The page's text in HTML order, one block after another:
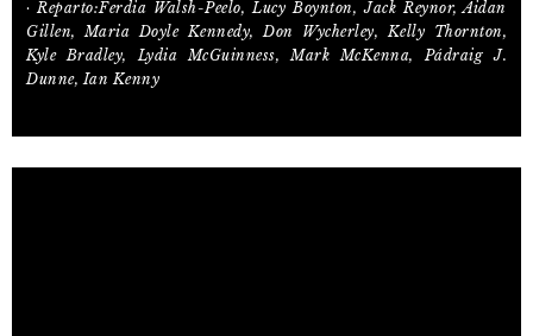
· Reparto:Ferdia Walsh-Peelo, Lucy Boynton, Jack Reynor, Aidan
Gillen, Maria Doyle Kennedy, Don Wycherley, Kelly Thornton,
Kyle Bradley, Lydia McGuinness, Mark McKenna, Pádraig J.
Dunne, Ian Kenny